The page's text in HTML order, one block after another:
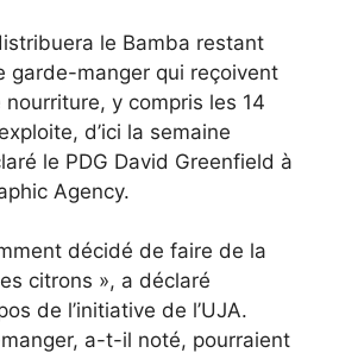
le Bamba restant
garde-manger qui reçoivent
y compris les 14
d’ici la semaine
le PDG David Greenfield à
Agency.
décidé de faire de la
citrons », a déclaré
de l’initiative de l’UJA.
a-t-il noté, pourraient